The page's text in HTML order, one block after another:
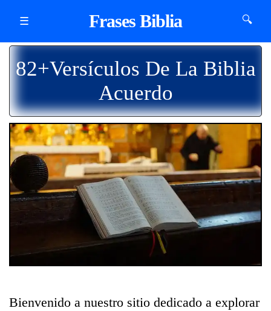
☰ Frases Biblia 🔍
82+Versículos De La Biblia
Acuerdo
Bienvenido a nuestro sitio dedicado a explorar